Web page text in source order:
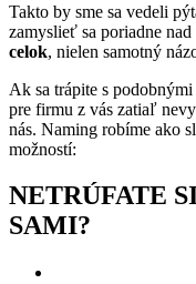
Takto by sme sa vedeli
zamyslieť sa poriadne
celok, nielen samotný
Ak sa trápite s
pre firmu z vás zatiaľ
nás. Naming robíme ako
možností:
NETRÚFATE
SAMI?